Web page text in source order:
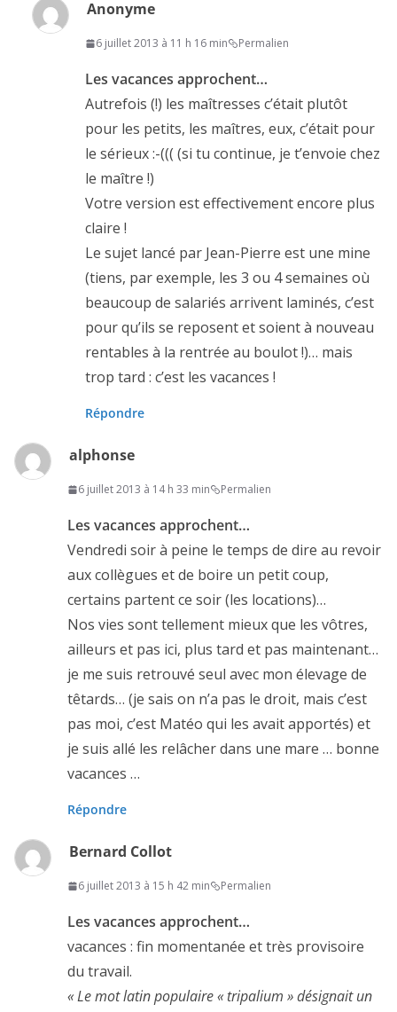
Anonyme
6 juillet 2013 à 11 h 16 min Permalien
Les vacances approchent…
Autrefois (!) les maîtresses c’était plutôt
pour les petits, les maîtres, eux, c’était pour
le sérieux :-((( (si tu continue, je t’envoie chez
le maître !)
Votre version est effectivement encore plus
claire !
Le sujet lancé par Jean-Pierre est une mine
(tiens, par exemple, les 3 ou 4 semaines où
beaucoup de salariés arrivent laminés, c’est
pour qu’ils se reposent et soient à nouveau
rentables à la rentrée au boulot !)… mais
trop tard : c’est les vacances !
Répondre
alphonse
6 juillet 2013 à 14 h 33 min Permalien
Les vacances approchent…
Vendredi soir à peine le temps de dire au revoir
aux collègues et de boire un petit coup,
certains partent ce soir (les locations)…
Nos vies sont tellement mieux que les vôtres,
ailleurs et pas ici, plus tard et pas maintenant…
je me suis retrouvé seul avec mon élevage de
têtards… (je sais on n’a pas le droit, mais c’est
pas moi, c’est Matéo qui les avait apportés) et
je suis allé les relâcher dans une mare … bonne
vacances …
Répondre
Bernard Collot
6 juillet 2013 à 15 h 42 min Permalien
Les vacances approchent…
vacances : fin momentanée et très provisoire
du travail.
« Le mot latin populaire « tripalium » désignait un